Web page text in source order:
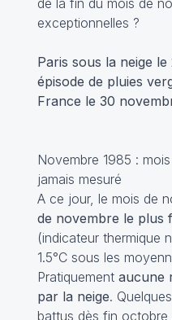
Paris sous la neige
épisode de pluies
France le 30
Novembre 1985 :
jamais mesuré
A ce jour, le mois de
de novembre le plus
(indicateur thermique
1.5°C sous les
Pratiquement aucune
par la neige.
battus dès fin octobre